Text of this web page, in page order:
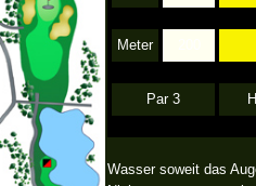
Meter
Par 3
Wasser soweit das